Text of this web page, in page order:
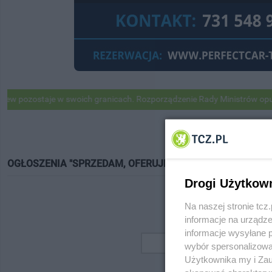
w swoich granicach. Rozporządzenie Rady Ministrów
OGŁOSZENIA "SPRZEDAM, OFERUJĘ"
Drogi
Na naszej stronie
informacje na
informacje wysyłane
wybór
Użytkownika my i